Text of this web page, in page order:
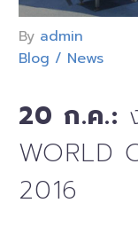
By admin
Blog / News
20 ก.ค.:
WORLD
2016